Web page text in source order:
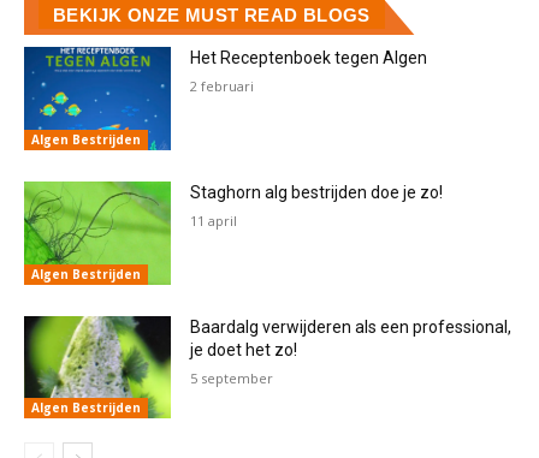
BEKIJK ONZE MUST READ BLOGS
Algen Bestrijden
Het Receptenboek tegen Algen
2 februari
Algen Bestrijden
Staghorn alg bestrijden doe je zo!
11 april
Algen Bestrijden
Baardalg verwijderen als een professional,
je doet het zo!
5 september